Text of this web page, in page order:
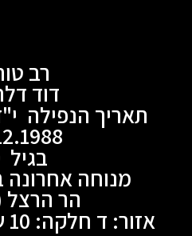
רב
דוד
תאריך הנפילה
בגיל 19
מנוחה אחרונה
הר הרצל
אזור: ד חלקה: 10 שורה: 8 קבר : 8